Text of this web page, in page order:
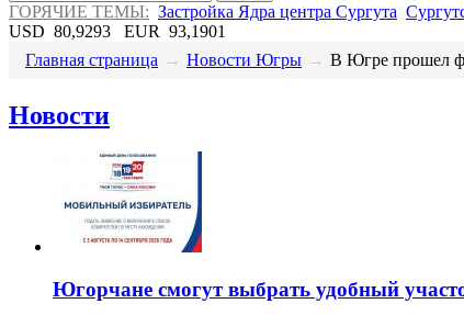
ГОРЯЧИЕ ТЕМЫ: Застройка Ядра центра Сургута
USD 80,9293 EUR 93,1901
Главная страница → Новости Югры → ​В Югре прошел
Новости
Югорчане смогут выбрать удобный